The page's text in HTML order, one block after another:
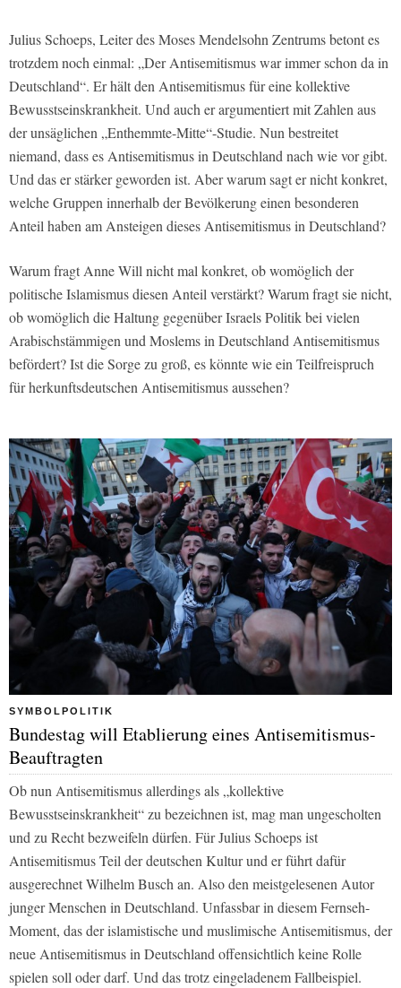
Julius Schoeps, Leiter des Moses Mendelsohn Zentrums betont es
trotzdem noch einmal: „Der Antisemitismus war immer schon da in
Deutschland“. Er hält den Antisemitismus für eine kollektive
Bewusstseinskrankheit. Und auch er argumentiert mit Zahlen aus
der unsäglichen „Enthemmte-Mitte“-Studie. Nun bestreitet
niemand, dass es Antisemitismus in Deutschland nach wie vor gibt.
Und das er stärker geworden ist. Aber warum sagt er nicht konkret,
welche Gruppen innerhalb der Bevölkerung einen besonderen
Anteil haben am Ansteigen dieses Antisemitismus in Deutschland?
Warum fragt Anne Will nicht mal konkret, ob womöglich der
politische Islamismus diesen Anteil verstärkt? Warum fragt sie nicht,
ob womöglich die Haltung gegenüber Israels Politik bei vielen
Arabischstämmigen und Moslems in Deutschland Antisemitismus
befördert? Ist die Sorge zu groß, es könnte wie ein Teilfreispruch
für herkunftsdeutschen Antisemitismus aussehen?
SYMBOLPOLITIK
Bundestag will Etablierung eines Antisemitismus-
Beauftragten
Ob nun Antisemitismus allerdings als „kollektive
Bewusstseinskrankheit“ zu bezeichnen ist, mag man ungescholten
und zu Recht bezweifeln dürfen. Für Julius Schoeps ist
Antisemitismus Teil der deutschen Kultur und er führt dafür
ausgerechnet Wilhelm Busch an. Also den meistgelesenen Autor
junger Menschen in Deutschland. Unfassbar in diesem Fernseh-
Moment, das der islamistische und muslimische Antisemitismus, der
neue Antisemitismus in Deutschland offensichtlich keine Rolle
spielen soll oder darf. Und das trotz eingeladenem Fallbeispiel.